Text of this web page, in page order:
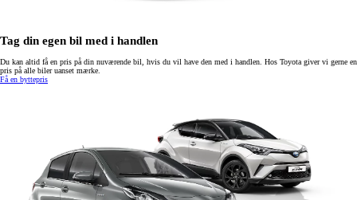
Tag din egen bil med i handlen
Du kan altid få en pris på din nuværende bil, hvis du vil have den med i handlen. Hos Toyota giver vi gerne en
pris på alle biler uanset mærke.
Få en byttepris